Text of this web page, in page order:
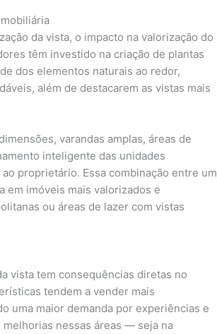
da vista, o impacto na valorização do
têm investido na criação de plantas
dos elementos naturais ao redor,
além de destacarem as vistas mais
varandas amplas, áreas de
inteligente das unidades
proprietário. Essa combinação entre um
em imóveis mais valorizados e
ou áreas de lazer com vistas
vista tem consequências diretas no
tendem a vender mais
uma maior demanda por experiências e
nessas áreas — seja na